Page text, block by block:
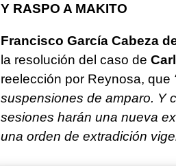
Y RASPO A MAKITO
Francisco García Cabeza
la resolución del caso de
reelección por Reynosa, que
suspensiones de amparo. Y
sesiones harán una nueva
una orden de extradición